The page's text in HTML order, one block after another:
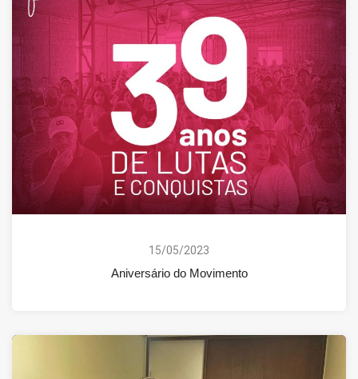
15/05/2023
Aniversário do Movimento